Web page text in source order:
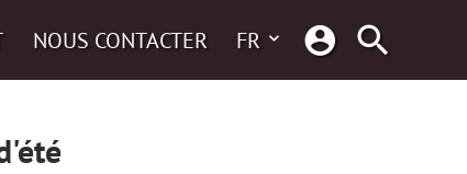
NOUS CONTACTER FR